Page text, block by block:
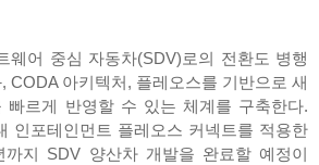
웨어 중심 자동차(SDV)로의 전환도 병행
CODA 아키텍처, 플레오스를 기반으로 새
빠르게 반영할 수 있는 체계를 구축한다.
인포테인먼트 플레오스 커넥트를 적용한
까지 SDV 양산차 개발을 완료할 예정이